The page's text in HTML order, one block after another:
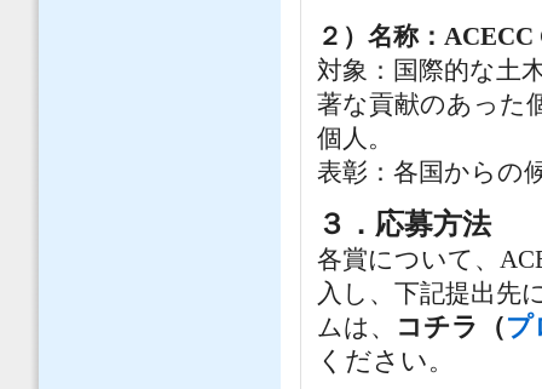
２）名称：
対象：国際的な土
著な貢献のあった
個人。
表彰：各国からの
３．応募方法
各賞について、
入し、下記提出先
ムは、
コチラ（プ
ください。